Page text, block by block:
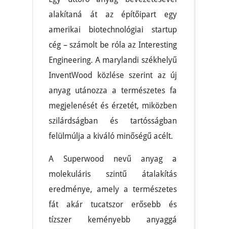
alakítaná át az építőipart egy
amerikai biotechnológiai startup
cég – számolt be róla az Interesting
Engineering. A marylandi székhelyű
InventWood közlése szerint az új
anyag utánozza a természetes fa
megjelenését és érzetét, miközben
szilárdságban és tartósságban
felülmúlja a kiváló minőségű acélt.
A Superwood nevű anyag a
molekuláris szintű átalakítás
eredménye, amely a természetes
fát akár tucatszor erősebb és
tízszer keményebb anyaggá